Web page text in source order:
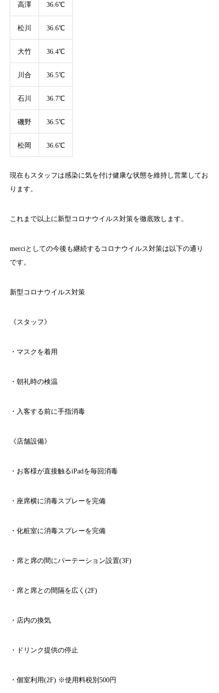
高澤 36.6℃
松川 36.6℃
大竹 36.4℃
川合 36.5℃
石川 36.7℃
磯野 36.5℃
松岡 36.6℃
現在もスタッフは感染に気を付け健康な状態を維持し営業してお
ります。
これまで以上に新型コロナウイルス対策を徹底致します。
merci としての今後も継続するコロナウイルス対策は以下の通り
です。
新型コロナウイルス対策
《スタッフ》
・マスクを着用
・朝礼時の検温
・入客する前に手指消毒
《店舗設備》
・お客様が直接触るiPad を毎回消毒
・座席横に消毒スプレーを完備
・化粧室に消毒スプレーを完備
・席と席の間にパーテーション設置(3F)
・席と席との間隔を広く (2F)
・店内の換気
・ドリンク提供の停止
・個室利用(2F) ※使用料税別 500円